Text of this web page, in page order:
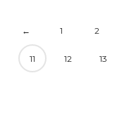
← 1 2
11 12 13